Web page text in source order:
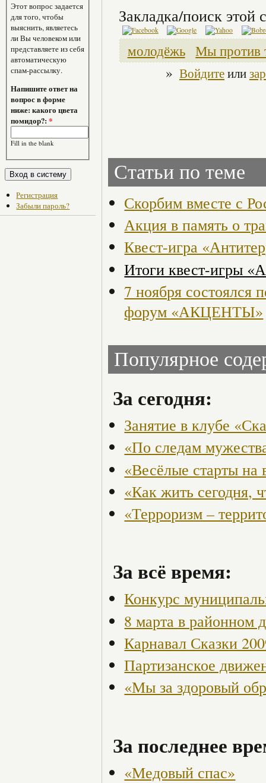
Этот вопрос задается
для того, чтобы
выяснить, являетесь
ли Вы человеком или
представляете из себя
автоматическую
спам-рассылку.
Напишите ответ на
вопрос в форме
ниже: какого цвета
помидор?:*
Fill in the blank
Регистрация
Забыли пароль?
Закладка/поиск этой
молодёжь Мы против
» Войдитеили
Статьи по теме
Скорбим вместе с
Акция в память о
Квест-игра
Итоги квест-игры
7 ноября состоялся
форум «АКЦЕНТЫ»
Популярное
За сегодня:
Занятие в клубе
«По следам
«Весёлые старты на
«Как жить сегодня,
«Терроризм –
За всё время:
Конкурс
8 марта в районном
Карнавал Сказки
Партизанское
«Мы за здоровый
За последнее
«Медовый спас»